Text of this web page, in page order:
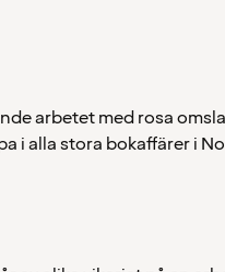
arbetet med rosa
i alla stora bokaffärer i